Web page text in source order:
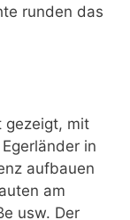
runden das
gezeigt, mit
in
aufbauen
am
usw. Der